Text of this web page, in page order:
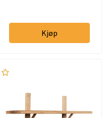
Kjøp